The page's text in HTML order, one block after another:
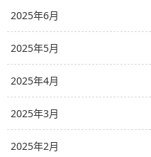
2025年6月
2025年5月
2025年4月
2025年3月
2025年2月